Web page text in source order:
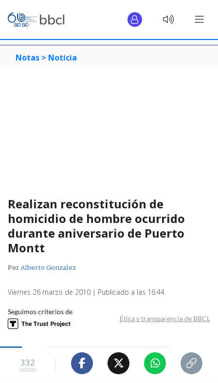
Notas > Noticia
Realizan reconstitución de
homicidio de hombre ocurrido
durante aniversario de Puerto
Montt
PorAlberto Gonzalez
Viernes 26 marzo de 2010 | Publicado a las 16:44
Seguimos criterios de
Ética y transparencia de BBCL
332
visitas